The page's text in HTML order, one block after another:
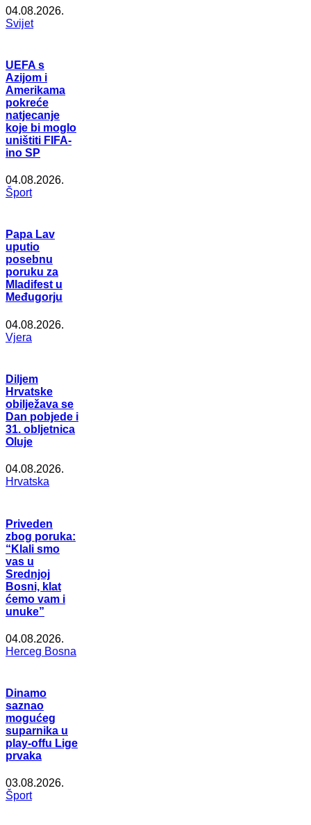
04.08.2026.
Svijet
UEFA s
Azijom i
Amerikama
pokreće
natjecanje
koje bi moglo
uništiti FIFA-
ino SP
04.08.2026.
Šport
Papa Lav
uputio
posebnu
poruku za
Mladifest u
Međugorju
04.08.2026.
Vjera
Diljem
Hrvatske
obilježava se
Dan pobjede i
31. obljetnica
Oluje
04.08.2026.
Hrvatska
Priveden
zbog poruka:
“Klali smo
vas u
Srednjoj
Bosni, klat
ćemo vam i
unuke”
04.08.2026.
Herceg Bosna
Dinamo
saznao
mogućeg
suparnika u
play-offu Lige
prvaka
03.08.2026.
Šport